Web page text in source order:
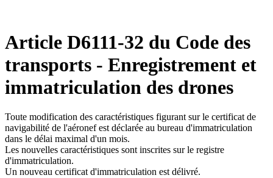
Article D6111-32 du Code des
transports - Enregistrement et
immatriculation des drones
Toute modification des caractéristiques figurant sur le certificat de
navigabilité de l'aéronef est déclarée au bureau d'immatriculation
dans le délai maximal d'un mois.
Les nouvelles caractéristiques sont inscrites sur le registre
d'immatriculation.
Un nouveau certificat d'immatriculation est délivré.